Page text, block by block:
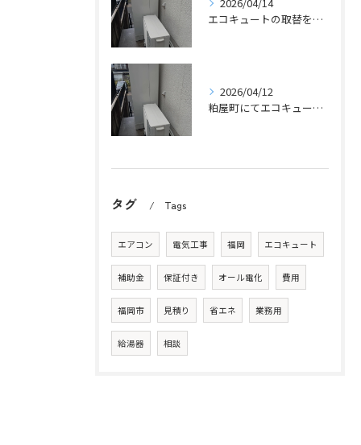
2026/04/14
エコキュートの取替をさせていただきました。
2026/04/12
粕屋町にてエコキュートの取替工事をさせていただきました。
タグ Tags
エアコン 電気工事 福岡 エコキュート
補助金 保証付き オール電化 費用
福岡市 見積り 省エネ 業務用
給湯器 相談